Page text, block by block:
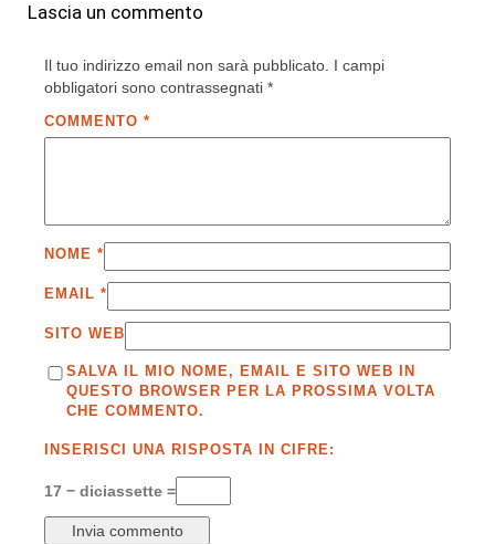
Lascia un commento
Il tuo indirizzo email non sarà pubblicato. I campi
obbligatori sono contrassegnati *
COMMENTO *
NOME *
EMAIL *
SITO WEB
SALVA IL MIO NOME, EMAIL E SITO WEB IN
QUESTO BROWSER PER LA PROSSIMA VOLTA
CHE COMMENTO.
INSERISCI UNA RISPOSTA IN CIFRE:
17 − diciassette =